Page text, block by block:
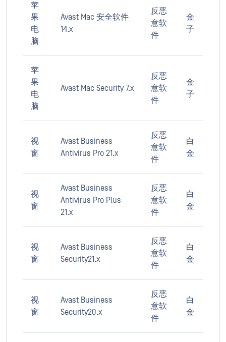
苹
果
电
脑
Avast Mac 安全软件
14.x
反恶
意软
件
金
子
苹
果
电
脑
Avast Mac Security 7.x
反恶
意软
件
金
子
视
窗
Avast Business
Antivirus Pro 21.x
反恶
意软
件
白
金
视
窗
Avast Business
Antivirus Pro Plus
21.x
反恶
意软
件
白
金
视
窗
Avast Business
Security21.x
反恶
意软
件
白
金
视
窗
Avast Business
Security20.x
反恶
意软
件
白
金